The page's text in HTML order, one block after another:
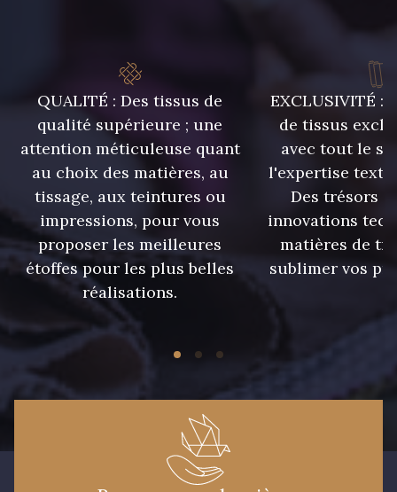
QUALITÉ : Des tissus de
qualité supérieure ; une
attention méticuleuse quant
au choix des matières, au
tissage, aux teintures ou
impressions, pour vous
proposer les meilleures
étoffes pour les plus belles
réalisations.
EXCLUSIVITÉ :
de tissus
avec tout le
l'expertise
Des trésors
innovations
matières de
sublimer vos